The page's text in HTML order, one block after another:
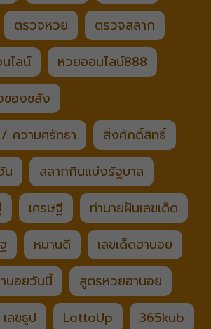
ตรวจหวย
ตรวจสลาก
ไลน์
หวยออนไลน์888
ของขลัง
ความศรัทธา
สิ่งศักดิ์สิทธิ์
น
สลากกินแบ่งรัฐบาล
เศรษฐี
ทำนายฝันเลขเด็ด
หมานดี
เลขเด็ดฮานอย
นอยวันนี้
สูตรหวยฮานอย
เลขธูป LottoUp
365kub